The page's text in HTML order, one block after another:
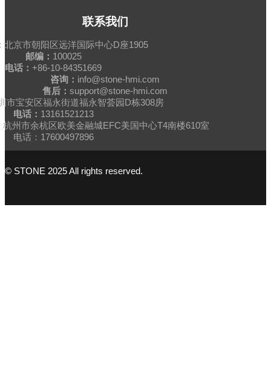
联系我们
北京市朝阳区远洋国际中心D座1905
邮编： 100025
电话： +86-10-84351669
咨询： info@stone-hmi.com
售后： support@stone-hmi.com
市宝安区福永街道福永智荟园D栋308房
电话： 13161521213
杭州市余杭区欧美金融城EFC美国中心T4南楼610室
电话：17600497896
© STONE 2025 All rights reserved.